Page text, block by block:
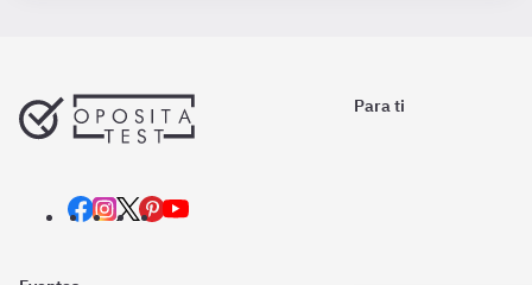
Para ti